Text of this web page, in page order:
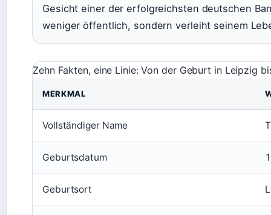
Gesicht einer der erfolgreichsten deutschen
weniger öffentlich, sondern verleiht seinem
Zehn Fakten, eine Linie: Von der Geburt in Leipzig
MERKMAL
Vollständiger Name
Geburtsdatum
Geburtsort